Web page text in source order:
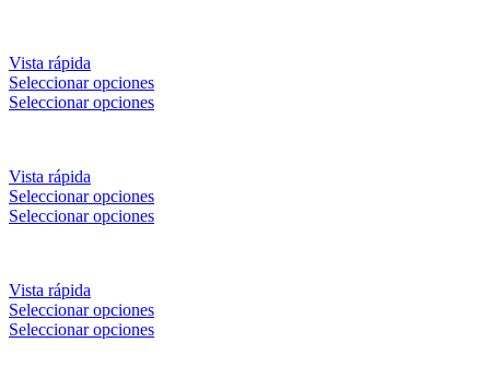
Vista rápida
Seleccionar opciones
Seleccionar opciones
Vista rápida
Seleccionar opciones
Seleccionar opciones
Vista rápida
Seleccionar opciones
Seleccionar opciones